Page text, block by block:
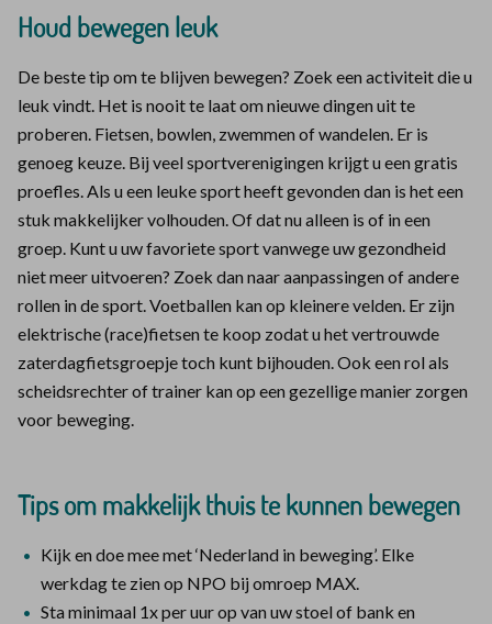
Houd bewegen leuk
De beste tip om te blijven bewegen? Zoek een activiteit die u
leuk vindt. Het is nooit te laat om nieuwe dingen uit te
proberen. Fietsen, bowlen, zwemmen of wandelen. Er is
genoeg keuze. Bij veel sportverenigingen krijgt u een gratis
proefles. Als u een leuke sport heeft gevonden dan is het een
stuk makkelijker volhouden. Of dat nu alleen is of in een
groep. Kunt u uw favoriete sport vanwege uw gezondheid
niet meer uitvoeren? Zoek dan naar aanpassingen of andere
rollen in de sport. Voetballen kan op kleinere velden. Er zijn
elektrische (race)fietsen te koop zodat u het vertrouwde
zaterdagfietsgroepje toch kunt bijhouden. Ook een rol als
scheidsrechter of trainer kan op een gezellige manier zorgen
voor beweging.
Tips om makkelijk thuis te kunnen bewegen
Kijk en doe mee met ‘Nederland in beweging’. Elke
werkdag te zien op NPO bij omroep MAX.
Sta minimaal 1x per uur op van uw stoel of bank en